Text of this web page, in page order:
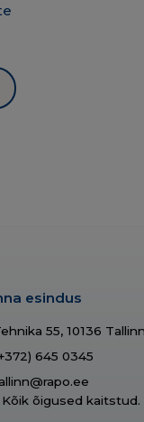
esindus
55, 10136 Tallinn
645 0345
õigused kaitstud.